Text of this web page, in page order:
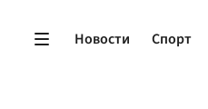
Новости Спорт